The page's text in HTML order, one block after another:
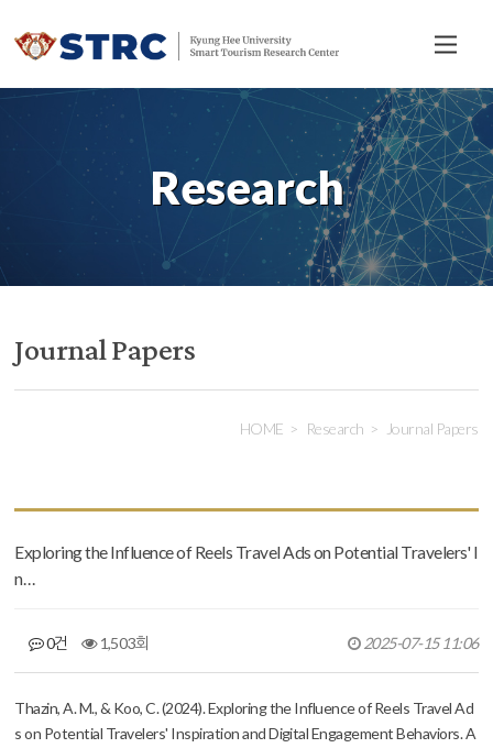
전
체
메
뉴
Research
Journal Papers
HOME Research Journal Papers
Exploring the Influence of Reels Travel Ads on Potential Travelers' I
n…
0건 1,503회 2025-07-15 11:06
본문
Thazin, A. M., & Koo, C. (2024). Exploring the Influence of Reels Travel Ad
s on Potential Travelers' Inspiration and Digital Engagement Behaviors.A